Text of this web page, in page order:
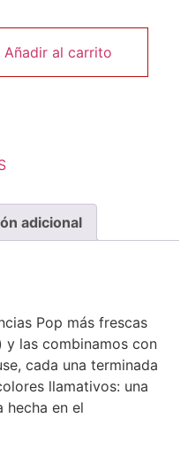
Añadir al carrito
adicional
Pop más frescas
y las combinamos con
cada una terminada
llamativos: una
hecha en el